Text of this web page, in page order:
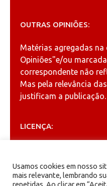
OUTRAS OPINIÕES:
Matérias agregadas na
Opiniões"e/ou
correspondente não
Mas pela relevância
justificam a publicação.
LICENÇA:
Creative Commons
Usamos cookies em nosso
mais relevante, lembrando
repetidas. Ao clicar em